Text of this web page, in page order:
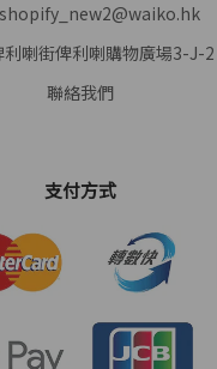
利喇街俾利喇購物廣場3-J-
聯絡我們
支付方式